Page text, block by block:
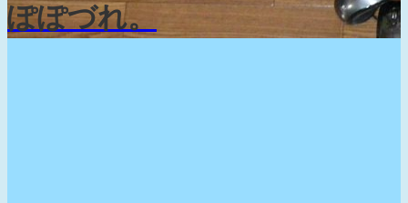
ぽぽづれ。